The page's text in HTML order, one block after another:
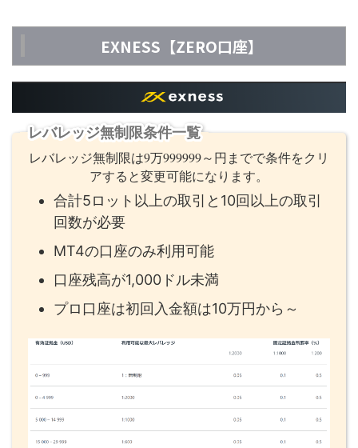
EXNESS【ZERO口座】
レバレッジ無制限条件一覧
レバレッジ無制限は9万999999～円までで条件をクリ
アすると変更可能になります。
合計5ロット以上の取引と10回以上の取引
回数が必要
MT4の口座のみ利用可能
口座残高が1,000ドル未満
プロ口座は初回入金額は10万円から～